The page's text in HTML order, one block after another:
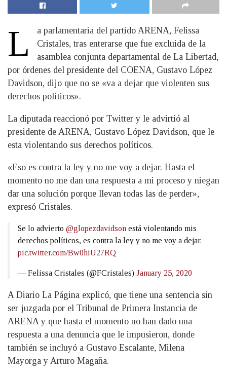
L
a parlamentaria del partido ARENA, Felissa
Cristales, tras enterarse que fue excluida de la
asamblea conjunta departamental de La Libertad,
por órdenes del presidente del COENA, Gustavo López
Davidson, dijo que no se «va a dejar que violenten sus
derechos políticos».
La diputada reaccionó por Twitter y le advirtió al
presidente de ARENA, Gustavo López Davidson, que le
esta violentando sus derechos políticos.
«Eso es contra la ley y no me voy a dejar. Hasta el
momento no me dan una respuesta a mi proceso y niegan
dar una solución porque llevan todas las de perder»,
expresó Cristales.
Se lo advierto @glopezdavidson está violentando mis
derechos políticos, es contra la ley y no me voy a dejar.
pic.twitter.com/Bw0hiU27RQ
— Felissa Cristales (@FCristales) January 25, 2020
A Diario La Página explicó, que tiene una sentencia sin
ser juzgada por el Tribunal de Primera Instancia de
ARENA y que hasta el momento no han dado una
respuesta a una denuncia que le impusieron, donde
también se incluyó a Gustavo Escalante, Milena
Mayorga y Arturo Magaña.